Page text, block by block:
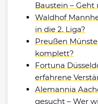
Baustein –
Waldhof
in die 2. Liga?
Preußen
komplett?
Fortuna
erfahrene
Alemannia
gesucht – Wer